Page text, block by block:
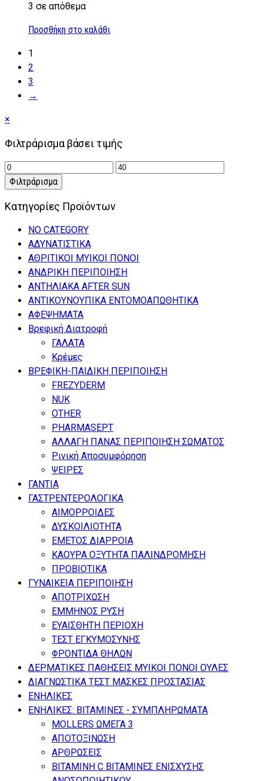
3 σε απόθεμα
Προσθήκη στο καλάθι
1
2
3
→
×
Φιλτράρισμα βάσει τιμής
Ελάχιστη
τιμή
Μέγιστη
Φιλτράρισμα
Κατηγορίες Προϊόντων
NO CATEGORY
ΑΔΥΝΑΤΙΣΤΙΚΑ
ΑΘΡΙΤΙΚΟΙ ΜΥΙΚΟΙ ΠΟΝΟΙ
ΑΝΔΡΙΚΗ ΠΕΡΙΠΟΙΗΣΗ
ΑΝΤΗΛΙΑΚΑ AFTER SUN
ΑΝΤΙΚΟΥΝΟΥΠΙΚΑ ΕΝΤΟΜΟΑΠΩΘΗΤΙΚΑ
ΑΦΕΨΗΜΑΤΑ
Βρεφική Διατροφή
ΓΑΛΑΤΑ
Κρέμες
ΒΡΕΦΙΚΗ-ΠΑΙΔΙΚΗ ΠΕΡΙΠΟΙΗΣΗ
FREZYDERM
NUK
OTHER
PHARMASEPT
ΑΛΛΑΓΗ ΠΑΝΑΣ ΠΕΡΙΠΟΙΗΣΗ ΣΩΜΑΤΟΣ
Ρινική Αποσυμφόρηση
ΨΕΙΡΕΣ
ΓΑΝΤΙΑ
ΓΑΣΤΡΕΝΤΕΡΟΛΟΓΙΚΑ
ΑΙΜΟΡΡΟΙΔΕΣ
ΔΥΣΚΟΙΛΙΟΤΗΤΑ
ΕΜΕΤΟΣ ΔΙΑΡΡΟΙΑ
ΚΑΟΥΡΑ ΟΞΥΤΗΤΑ ΠΑΛΙΝΔΡΟΜΗΣΗ
ΠΡΟΒΙΟΤΙΚΑ
ΓΥΝΑΙΚΕΙΑ ΠΕΡΙΠΟΙΗΣΗ
ΑΠΟΤΡΙΧΩΣΗ
ΕΜΜΗΝΟΣ ΡΥΣΗ
ΕΥΑΙΣΘΗΤΗ ΠΕΡΙΟΧΗ
ΤΕΣΤ ΕΓΚΥΜΟΣΥΝΗΣ
ΦΡΟΝΤΙΔΑ ΘΗΛΩΝ
ΔΕΡΜΑΤΙΚΕΣ ΠΑΘΗΣΕΙΣ ΜΥΙΚΟΙ ΠΟΝΟΙ ΟΥΛΕΣ
ΔΙΑΓΝΩΣΤΙΚΑ ΤΕΣΤ ΜΑΣΚΕΣ ΠΡΟΣΤΑΣΙΑΣ
ΕΝΗΛΙΚΕΣ
ΕΝΗΛΙΚΕΣ: ΒΙΤΑΜΙΝΕΣ - ΣΥΜΠΛΗΡΩΜΑΤΑ
MOLLERS ΩΜΕΓΑ 3
ΑΠΟΤΟΞΙΝΩΣΗ
ΑΡΘΡΩΣΕΙΣ
ΒΙΤΑΜΙΝΗ C ΒΙΤΑΜΙΝΕΣ ΕΝΙΣΧΥΣΗΣ